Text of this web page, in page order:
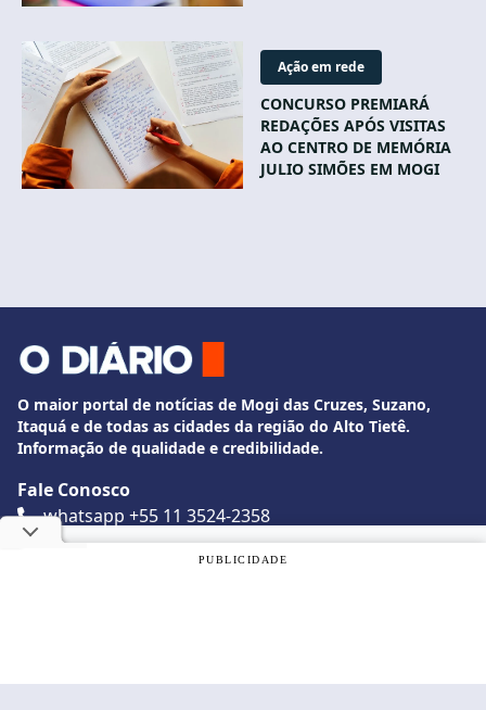
Ação em rede
CONCURSO PREMIARÁ
REDAÇÕES APÓS VISITAS
AO CENTRO DE MEMÓRIA
JULIO SIMÕES EM MOGI
O maior portal de notícias de Mogi das Cruzes, Suzano,
Itaquá e de todas as cidades da região do Alto Tietê.
Informação de qualidade e credibilidade.
Fale Conosco
whatsapp +55 11 3524-2358
diario@odiariodemogi.com.br
O Diário de Mogi. Todos os direitos reservados.
Politica de Privacidade
Utilizamos cookies, de acordo com a nossa
PUBLICIDADE